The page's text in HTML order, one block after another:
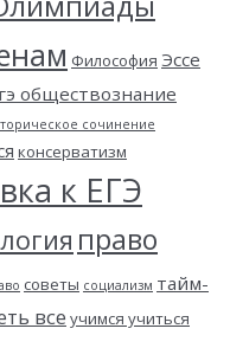
Философия Эссе
обществознание
сочинение
консерватизм
к ЕГЭ
право
советы социализм тайм-
все учимся учиться